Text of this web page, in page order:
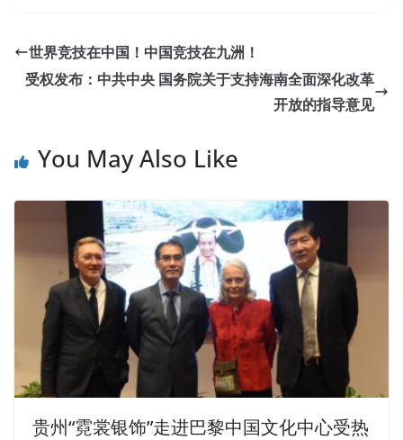
世界竞技在中国！中国竞技在九洲！
受权发布：中共中央 国务院关于支持海南全面深化改革
开放的指导意见
You May Also Like
贵州“霓裳银饰”走进巴黎中国文化中心受热